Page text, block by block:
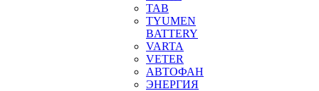
TAB
TYUMEN
BATTERY
VARTA
VETER
АВТОФАН
ЭНЕРГИЯ